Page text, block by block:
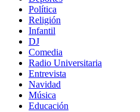
Política
Religión
Infantil
DJ
Comedia
Radio Universitaria
Entrevista
Navidad
Música
Educación